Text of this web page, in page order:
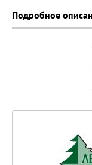
Подробное